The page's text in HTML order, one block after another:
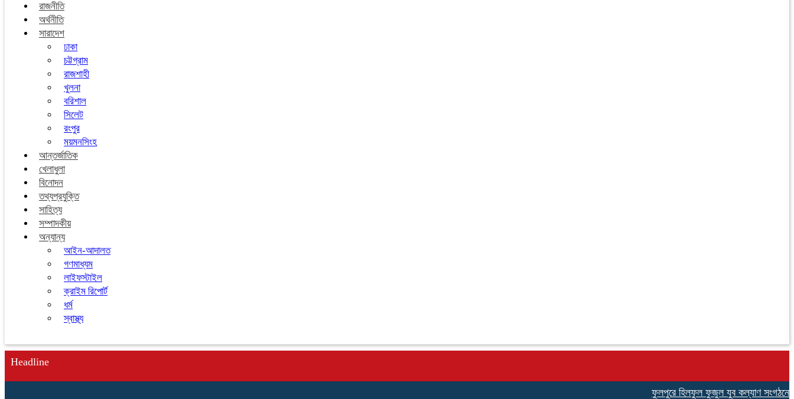
রাজনীতি
অর্থনীতি
সারাদেশ
ঢাকা
চট্টগ্রাম
রাজশাহী
খুলনা
বরিশাল
সিলেট
রংপুর
ময়মনসিংহ
আন্তর্জাতিক
খেলাধুলা
বিনোদন
তথ্যপ্রযুক্তি
সাহিত্য
সম্পাদকীয়
অন্যান্য
আইন-আদালত
গণমাধ্যম
লাইফস্টাইল
ক্রাইম রিপোর্ট
ধর্ম
স্বাস্থ্য
Headline
ফুলপুরে হিলফুল ফুজুল যুব কল্যাণ সংগঠনের